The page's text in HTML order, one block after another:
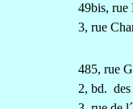
49bis, rue
3, rue
485, rue
2, bd.